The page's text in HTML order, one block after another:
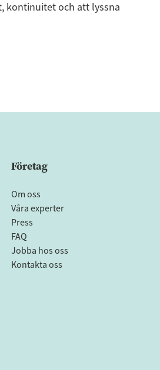
kontinuitet och att lyssna
Företag
Om oss
Våra experter
Press
FAQ
Jobba hos oss
Kontakta oss